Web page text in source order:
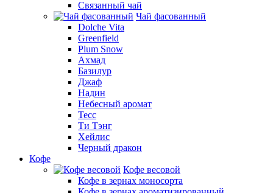
Связанный чай
Чай фасованный
Dolche Vita
Greenfield
Plum Snow
Ахмад
Базилур
Джаф
Надин
Небесный аромат
Тесс
Ти Тэнг
Хейлис
Черный дракон
Кофе
Кофе весовой
Кофе в зернах моносорта